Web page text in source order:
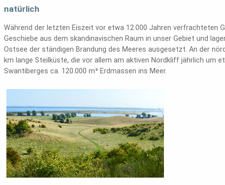
natürlich
Während der letzten Eiszeit vor etwa 12.000 Jahren verfrachteten
Geschiebe aus dem skandinavischen Raum in unser Gebiet und
Ostsee der ständigen Brandung des Meeres ausgesetzt. An der
km lange Steilküste, die vor allem am aktiven Nordkliff jährlich um
Swantiberges ca. 120.000 m³ Erdmassen ins Meer.